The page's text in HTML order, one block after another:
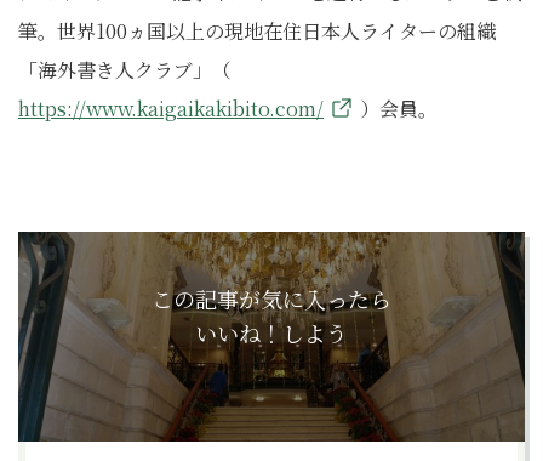
筆。世界100ヵ国以上の現地在住日本人ライターの組織
「海外書き人クラブ」（
https://www.kaigaikakibito.com/
）会員。
この記事が気に入ったら
いいね！しよう